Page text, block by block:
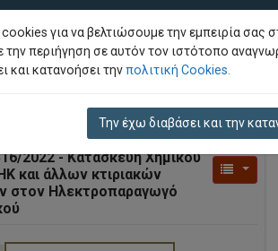
EL
2022 - Κατασκευή Χημικού
και άλλων κτιριακών
στον Ηλεκτροπαραγωγό
για να βελτιώσουμε την εμπειρία σας
περιήγηση σε αυτόν τον ιστότοπο
και κατανοήσει τηνπολιτική Cookies.
Την έχω διαβάσει και την